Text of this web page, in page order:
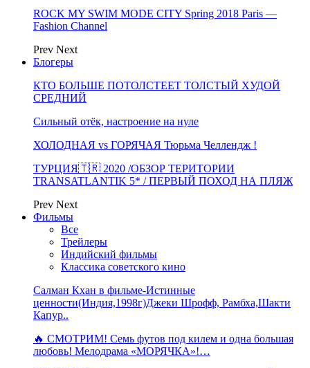
ROCK MY SWIM MODE CITY Spring 2018 Paris —
Fashion Channel
Prev Next
Блогеры
КТО БОЛЬШЕ ПОТОЛСТЕЕТ ТОЛСТЫЙ ХУДОЙ
СРЕДНИЙ
Сильный отёк, настроение на нуле
ХОЛОДНАЯ vs ГОРЯЧАЯ Тюрьма Челлендж !
ТУРЦИЯ🇹🇷 2020 /ОБЗОР ТЕРИТОРИИ
TRANSATLANTIK 5* / ПЕРВЫЙ ПОХОД НА ПЛЯЖ
Prev Next
Фильмы
Все
Трейлеры
Индийский фильмы
Классика советского кино
Салман Кхан в фильме-Истинные
ценности(Индия,1998г)Джеки Шрофф, Рамбха,Шакти
Капур..
🔥 СМОТРИМ! Семь футов под килем и одна большая
любовь! Мелодрама «МОРЯЧКА»!…